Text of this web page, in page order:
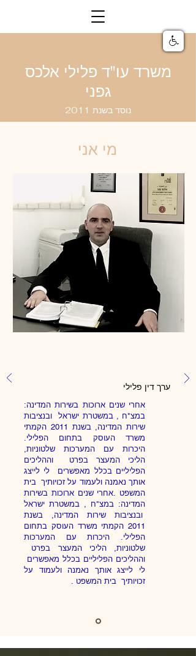
משרד עו"ד פלילי אלכס
גפני
נוסד בשנת 2011
ערך דין פלילי
אחרי שנים ארוכות בשירות המדינה:
במצ"ח , במשטרת ישראל ובנציבות
שירות המדינה, בשנת 2011 הקמתי
משרד העוסק בתחום הפלילי.
היכרות עם המערכות שלטוניות,
הליכי המעצר בפרט וההליכים
הפליליים בכלל מאפשרים לי לייצג
אותך נאמנה ולעמוד על זכויותיך בית
המשפט .אחרי שנים ארוכות בשירות
המדינה: במצ"ח , במשטרת ישראל
ובנציבות שירות המדינה, בשנת
2011 הקמתי משרד העוסק בתחום
הפלילי. היכרות עם המערכות
שלטוניות, הליכי המעצר בפרט
וההליכים הפליליים בכלל מאפשרים
לי לייצג אותך נאמנה ולעמוד על
זכויותיך בית המשפט .
מי אני